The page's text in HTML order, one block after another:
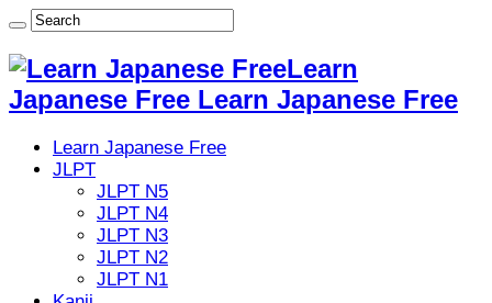
Learn
Japanese Free Learn Japanese Free
Learn Japanese Free
JLPT
JLPT N5
JLPT N4
JLPT N3
JLPT N2
JLPT N1